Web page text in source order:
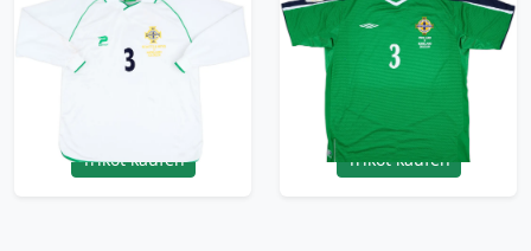
2004 Northern
Ireland Match Worn
Away L/S Shirt #3
Trikot kaufen
2005 Northern
Ireland Match Issue
Home Shirt #3
299.99£ · ca. €354
Trikot kaufen